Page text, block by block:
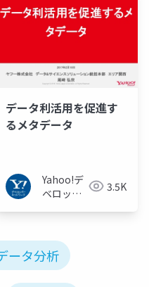
データ利活用を促進す
るメタデータ
Yahoo!デ
ベロッパ
3.5K
ータ分析